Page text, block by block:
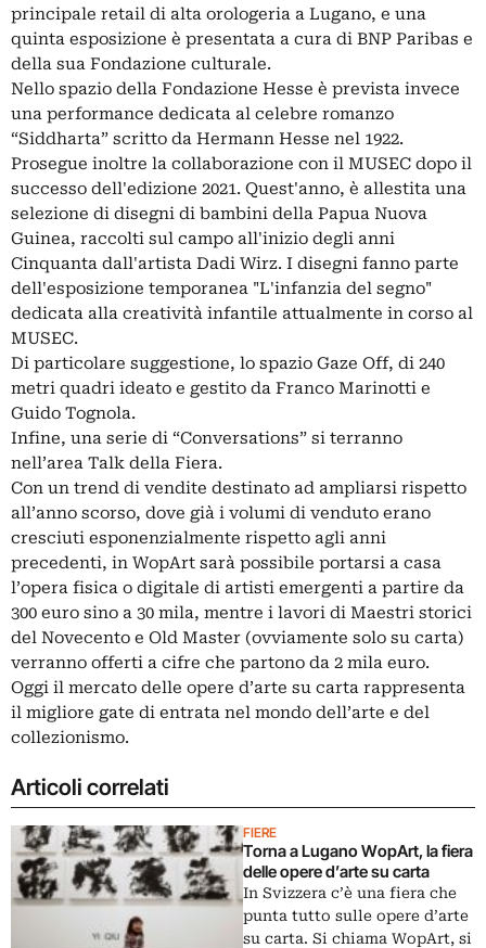
principale retail di alta orologeria a Lugano, e una
quinta esposizione è presentata a cura di BNP Paribas e
della sua Fondazione culturale.
Nello spazio della Fondazione Hesse è prevista invece
una performance dedicata al celebre romanzo
“Siddharta” scritto da Hermann Hesse nel 1922.
Prosegue inoltre la collaborazione con il MUSEC dopo il
successo dell'edizione 2021. Quest'anno, è allestita una
selezione di disegni di bambini della Papua Nuova
Guinea, raccolti sul campo all'inizio degli anni
Cinquanta dall'artista Dadi Wirz. I disegni fanno parte
dell'esposizione temporanea "L'infanzia del segno"
dedicata alla creatività infantile attualmente in corso al
MUSEC.
Di particolare suggestione, lo spazio Gaze Off, di 240
metri quadri ideato e gestito da Franco Marinotti e
Guido Tognola.
Infine, una serie di “Conversations” si terranno
nell’area Talk della Fiera.
Con un trend di vendite destinato ad ampliarsi rispetto
all’anno scorso, dove già i volumi di venduto erano
cresciuti esponenzialmente rispetto agli anni
precedenti, in WopArt sarà possibile portarsi a casa
l’opera fisica o digitale di artisti emergenti a partire da
300 euro sino a 30 mila, mentre i lavori di Maestri storici
del Novecento e Old Master (ovviamente solo su carta)
verranno offerti a cifre che partono da 2 mila euro.
Oggi il mercato delle opere d’arte su carta rappresenta
il migliore gate di entrata nel mondo dell’arte e del
collezionismo.
Articoli correlati
FIERE
Torna a Lugano WopArt, la fiera
delle opere d’arte su carta
In Svizzera c’è una fiera che
punta tutto sulle opere d’arte
su carta. Si chiama WopArt, si